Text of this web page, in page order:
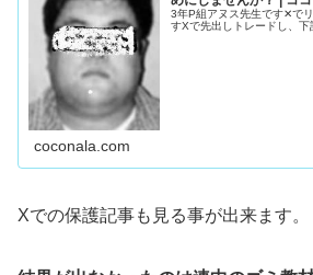
3年P組アヌス先生です✕で
すXで先出しトレードし、下
coconala.com
Xでの保護記事も見る事が出来ます。